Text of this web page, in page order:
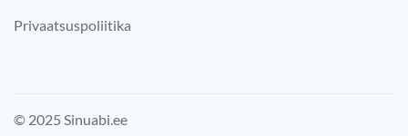
Privaatsuspoliitika
© 2025 Sinuabi.ee